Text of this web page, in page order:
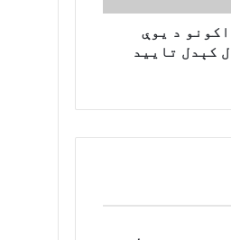
د یوې
کېدل تایید